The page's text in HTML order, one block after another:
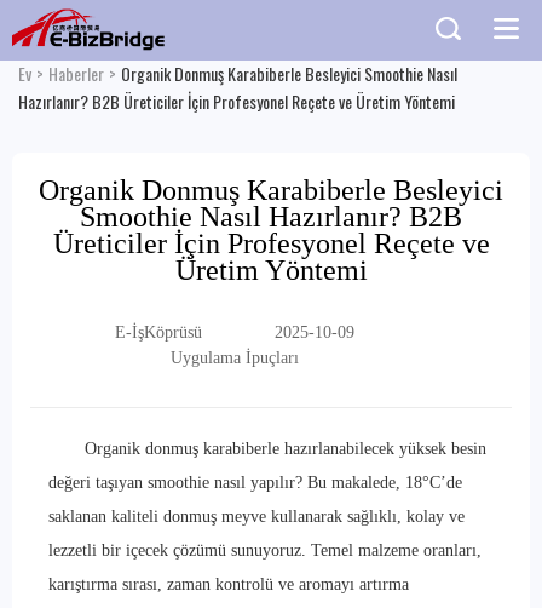
Ev > Haberler > Organik Donmuş Karabiberle Besleyici Smoothie Nasıl
Hazırlanır? B2B Üreticiler İçin Profesyonel Reçete ve Üretim Yöntemi
Organik Donmuş Karabiberle Besleyici
Smoothie Nasıl Hazırlanır? B2B
Üreticiler İçin Profesyonel Reçete ve
Üretim Yöntemi
E-İşKöprüsü
2025-10-09
Uygulama İpuçları
Organik donmuş karabiberle hazırlanabilecek yüksek besin
değeri taşıyan smoothie nasıl yapılır? Bu makalede, 18°C’de
saklanan kaliteli donmuş meyve kullanarak sağlıklı, kolay ve
lezzetli bir içecek çözümü sunuyoruz. Temel malzeme oranları,
karıştırma sırası, zaman kontrolü ve aromayı artırma